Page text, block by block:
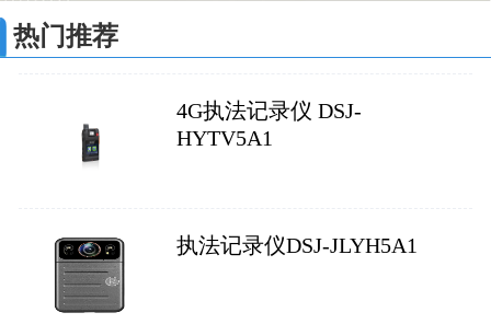
热门推荐
4G执法记录仪 DSJ-
HYTV5A1
执法记录仪DSJ-JLYH5A1